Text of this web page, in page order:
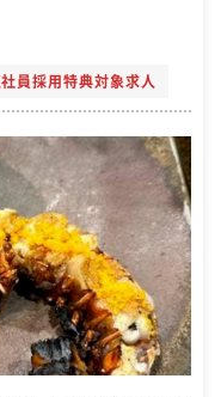
社員採用特典対象求人